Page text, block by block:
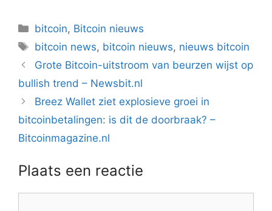
Categorieën
bitcoin, Bitcoin nieuws
Tags
bitcoin news, bitcoin nieuws, nieuws bitcoin
Berichtnavigatie
Grote Bitcoin-uitstroom van beurzen wijst op
bullish trend – Newsbit.nl
Breez Wallet ziet explosieve groei in
bitcoinbetalingen: is dit de doorbraak? –
Bitcoinmagazine.nl
Plaats een reactie